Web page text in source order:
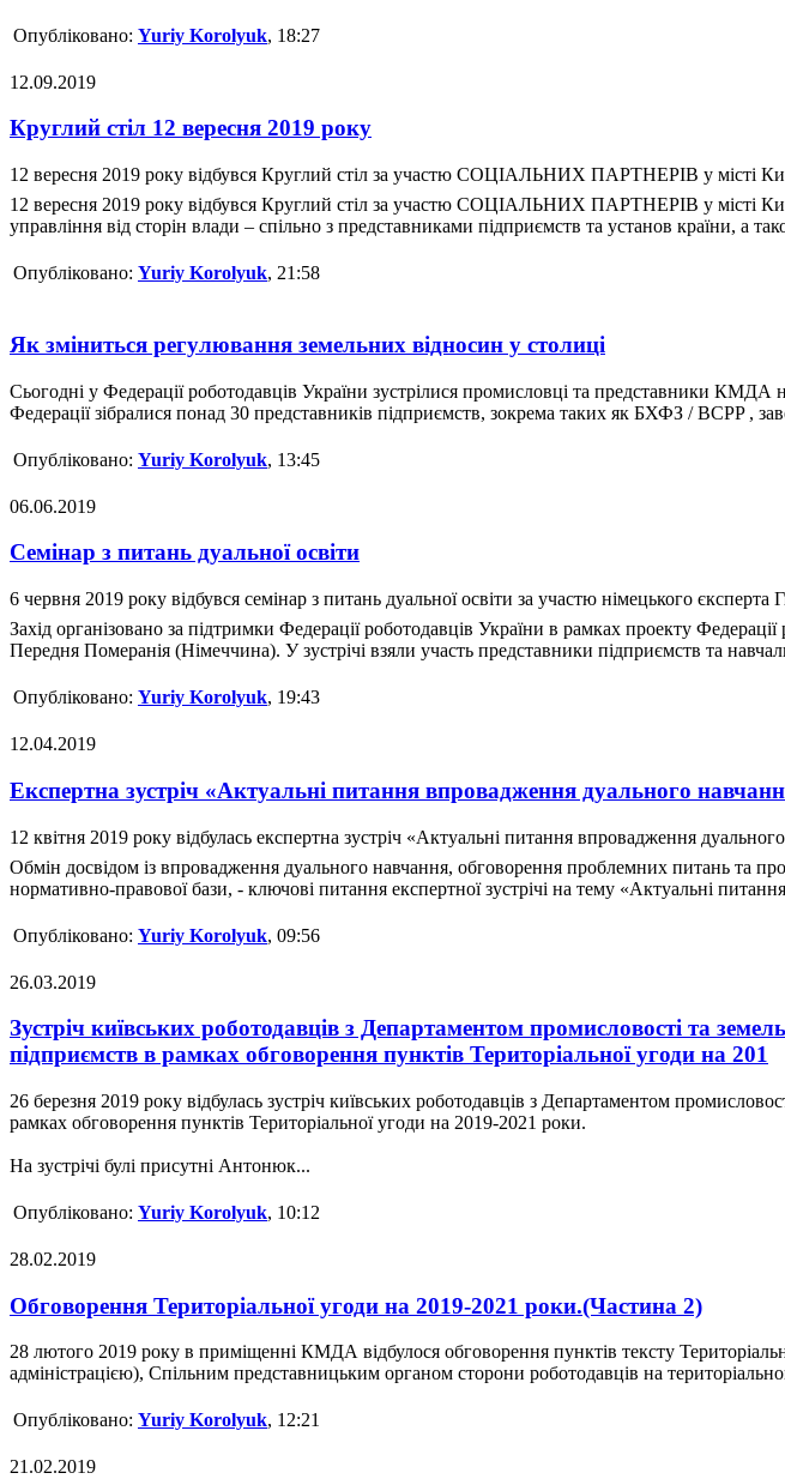
Опубліковано: Yuriy Korolyuk, 18:27
12.09.2019
Круглий стіл 12 вересня 2019 року
12 вересня 2019 року відбувся Круглий стіл за участю СОЦІАЛЬНИХ ПАРТНЕРІВ у місті
12 вересня 2019 року відбувся Круглий стіл за участю СОЦІАЛЬНИХ ПАРТНЕРІВ у місті
управління від сторін влади – спільно з представниками підприємств та установ країни, а
Опубліковано: Yuriy Korolyuk, 21:58
Як зміниться регулювання земельних відносин у столиці
Сьогодні у Федерації роботодавців України зустрілися промисловці та представники
Федерації зібралися понад 30 представників підприємств, зокрема таких як БХФЗ / BCPP ,
Опубліковано: Yuriy Korolyuk, 13:45
06.06.2019
Семінар з питань дуальної освіти
6 червня 2019 року відбувся семінар з питань дуальної освіти за участю німецького єксперта
Захід організовано за підтримки Федерації роботодавців України в рамках проекту
Передня Померанія (Німеччина). У зустрічі взяли участь представники підприємств та
Опубліковано: Yuriy Korolyuk, 19:43
12.04.2019
Експертна зустріч «Актуальні питання впровадження дуального
12 квітня 2019 року відбулась експертна зустріч «Актуальні питання впровадження
Обмін досвідом із впровадження дуального навчання, обговорення проблемних питань та
нормативно-правової бази, - ключові питання експертної зустрічі на тему «Актуальні
Опубліковано: Yuriy Korolyuk, 09:56
26.03.2019
Зустріч київських роботодавців з Департаментом промисловості та
підприємств в рамках обговорення пунктів Територіальної угоди на 201
26 березня 2019 року відбулась зустріч київських роботодавців з Департаментом
рамках обговорення пунктів Територіальної угоди на 2019-2021 роки.
На зустрічі булі присутні Антонюк...
Опубліковано: Yuriy Korolyuk, 10:12
28.02.2019
Обговорення Територіальної угоди на 2019-2021 роки.(Частина 2)
28 лютого 2019 року в приміщенні КМДА відбулося обговорення пунктів тексту
адміністрацією), Спільним представницьким органом сторони роботодавців на
Опубліковано: Yuriy Korolyuk, 12:21
21.02.2019